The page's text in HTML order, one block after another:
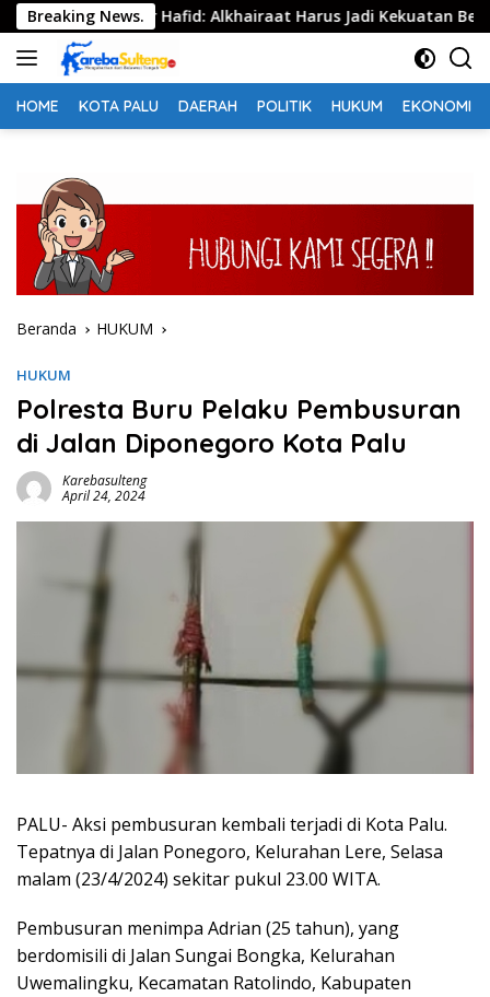
Langsung
ke
konten
Breaking News.
Anwar Hafid: Alkhairaat Harus Jadi Kekuatan Besar
HOME KOTA PALU DAERAH POLITIK HUKUM EKONOMI
Beranda HUKUM
HUKUM
Polresta Buru Pelaku Pembusuran
di Jalan Diponegoro Kota Palu
Karebasulteng
April 24, 2024
PALU- Aksi pembusuran kembali terjadi di Kota Palu.
Tepatnya di Jalan Ponegoro, Kelurahan Lere, Selasa
malam (23/4/2024) sekitar pukul 23.00 WITA.
Pembusuran menimpa Adrian (25 tahun), yang
berdomisili di Jalan Sungai Bongka, Kelurahan
Uwemalingku, Kecamatan Ratolindo, Kabupaten